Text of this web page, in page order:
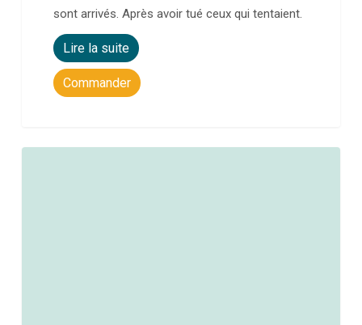
sont arrivés. Après avoir tué ceux qui tentaient.
Lire la suite
Commander